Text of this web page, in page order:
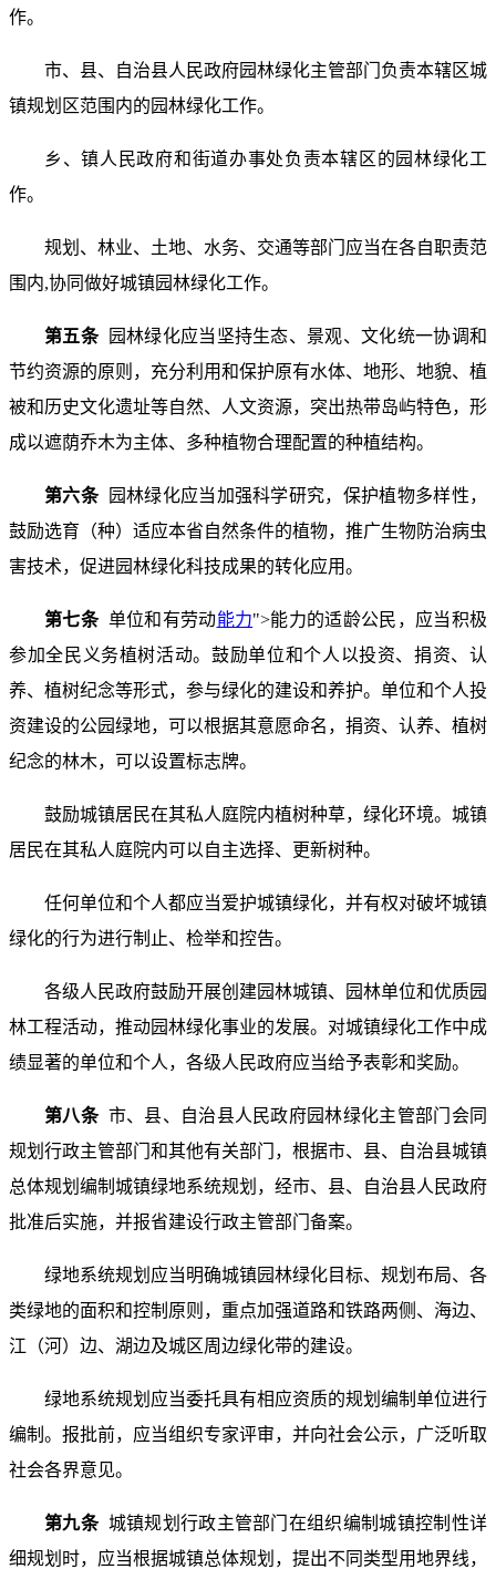
作。
市、县、自治县人民政府园林绿化主管部门负责本辖区城
镇规划区范围内的园林绿化工作。
乡、镇人民政府和街道办事处负责本辖区的园林绿化工
作。
规划、林业、土地、水务、交通等部门应当在各自职责范
围内,协同做好城镇园林绿化工作。
第五条
园林绿化应当坚持生态、景观、文化统一协调和
节约资源的原则，充分利用和保护原有水体、地形、地貌、植
被和历史文化遗址等自然、人文资源，突出热带岛屿特色，形
成以遮荫乔木为主体、多种植物合理配置的种植结构。
第六条
园林绿化应当加强科学研究，保护植物多样性，
鼓励选育（种）适应本省自然条件的植物，推广生物防治病虫
害技术，促进园林绿化科技成果的转化应用。
第七条 单位和有劳动能力">能力的适龄公民，应当积极
参加全民义务植树活动。鼓励单位和个人以投资、捐资、认
养、植树纪念等形式，参与绿化的建设和养护。单位和个人投
资建设的公园绿地，可以根据其意愿命名，捐资、认养、植树
纪念的林木，可以设置标志牌。
鼓励城镇居民在其私人庭院内植树种草，绿化环境。城镇
居民在其私人庭院内可以自主选择、更新树种。
任何单位和个人都应当爱护城镇绿化，并有权对破坏城镇
绿化的行为进行制止、检举和控告。
各级人民政府鼓励开展创建园林城镇、园林单位和优质园
林工程活动，推动园林绿化事业的发展。对城镇绿化工作中成
绩显著的单位和个人，各级人民政府应当给予表彰和奖励。
第八条 市、县、自治县人民政府园林绿化主管部门会同
规划行政主管部门和其他有关部门，根据市、县、自治县城镇
总体规划编制城镇绿地系统规划，经市、县、自治县人民政府
批准后实施，并报省建设行政主管部门备案。
绿地系统规划应当明确城镇园林绿化目标、规划布局、各
类绿地的面积和控制原则，重点加强道路和铁路两侧、海边、
江（河）边、湖边及城区周边绿化带的建设。
绿地系统规划应当委托具有相应资质的规划编制单位进行
编制。报批前，应当组织专家评审，并向社会公示，广泛听取
社会各界意见。
第九条 城镇规划行政主管部门在组织编制城镇控制性详
细规划时，应当根据城镇总体规划，提出不同类型用地界线，